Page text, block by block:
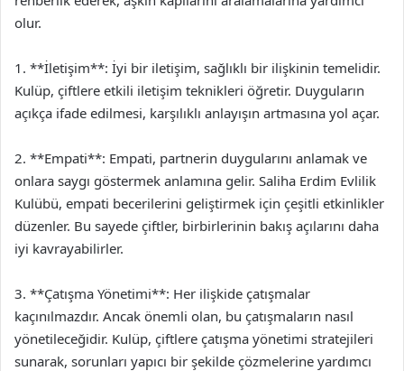
olur.
1. **İletişim**: İyi bir iletişim, sağlıklı bir ilişkinin temelidir.
Kulüp, çiftlere etkili iletişim teknikleri öğretir. Duyguların
açıkça ifade edilmesi, karşılıklı anlayışın artmasına yol açar.
2. **Empati**: Empati, partnerin duygularını anlamak ve
onlara saygı göstermek anlamına gelir. Saliha Erdim Evlilik
Kulübü, empati becerilerini geliştirmek için çeşitli etkinlikler
düzenler. Bu sayede çiftler, birbirlerinin bakış açılarını daha
iyi kavrayabilirler.
3. **Çatışma Yönetimi**: Her ilişkide çatışmalar
kaçınılmazdır. Ancak önemli olan, bu çatışmaların nasıl
yönetileceğidir. Kulüp, çiftlere çatışma yönetimi stratejileri
sunarak, sorunları yapıcı bir şekilde çözmelerine yardımcı